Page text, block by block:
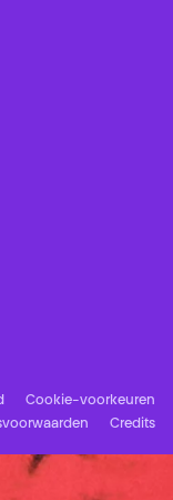
Cookie-voorkeuren
Credits